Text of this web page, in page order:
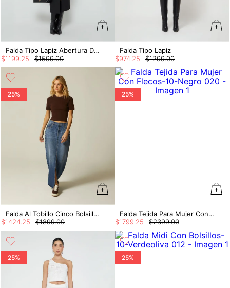
Falda Tipo Lapiz Abertura Delantera
$1599.00
$1199 25
Falda Tipo Lapiz
$1299.00
$974 25
25%
Falda Al Tobillo Cinco Bolsillos Taches
$1899.00
$1424.25
25%
Falda Tejida Para Mujer Con Flecos
$2399.00
$1799.25
25% 25%